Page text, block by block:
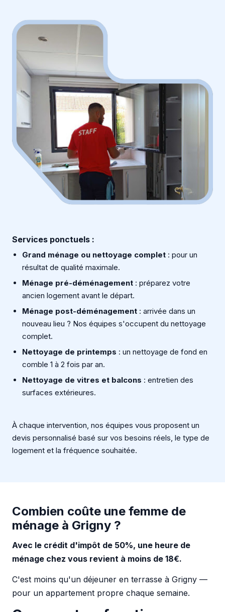
Services ponctuels :
Grand ménage ou nettoyage complet : pour un
résultat de qualité maximale.
Ménage pré-déménagement : préparez votre
ancien logement avant le départ.
Ménage post-déménagement : arrivée dans un
nouveau lieu ? Nos équipes s'occupent du nettoyage
complet.
Nettoyage de printemps : un nettoyage de fond en
comble 1 à 2 fois par an.
Nettoyage de vitres et balcons : entretien des
surfaces extérieures.
À chaque intervention, nos équipes vous proposent un
devis personnalisé basé sur vos besoins réels, le type de
logement et la fréquence souhaitée.
Combien coûte une femme de
ménage à Grigny ?
Avec le crédit d'impôt de 50%, une heure de
ménage chez vous revient à moins de 18€.
C'est moins qu'un déjeuner en terrasse à Grigny —
pour un appartement propre chaque semaine.